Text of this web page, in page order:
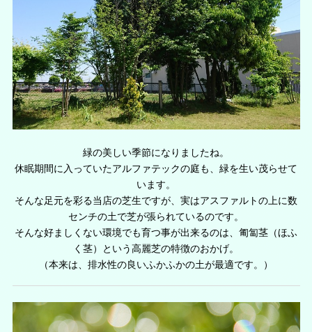
緑の美しい季節になりましたね。
休眠期間に入っていたアルファテックの庭も、緑を生い茂らせて
います。
そんな足元を彩る当店の芝生ですが、実はアスファルトの上に数
センチの土で芝が張られているのです。
そんな好ましくない環境でも育つ事が出来るのは、匍匐茎（ほふ
く茎）という高麗芝の特徴のおかげ。
（本来は、排水性の良いふかふかの土が最適です。）